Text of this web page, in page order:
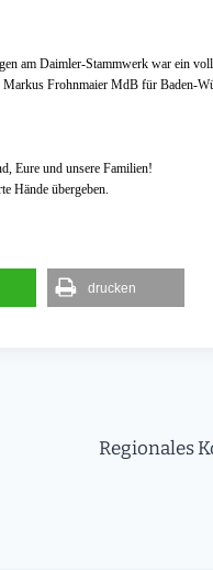
am Daimler-Stammwerk war ein
Frohnmaier MdB für Baden-
Eure und unsere Familien!
Hände übergeben.
drucken
Regionales